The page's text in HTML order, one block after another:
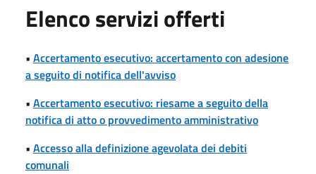
Elenco servizi offerti
• Accertamento esecutivo: accertamento con adesione
a seguito di notifica dell'avviso
• Accertamento esecutivo: riesame a seguito della
notifica di atto o provvedimento amministrativo
• Accesso alla definizione agevolata dei debiti
comunali